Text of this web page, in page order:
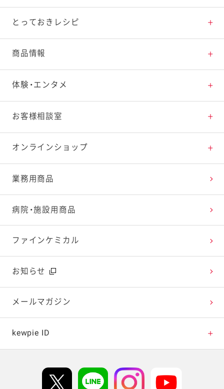
とっておきレシピ
とっておきレシピトップ
素材の知識
料理の基本
特集レシピ
レシピランキング
レシピ動画
今日のレシピギャラリー
商品情報
商品情報トップ
新商品・リニューアル品一覧
販売終了商品一覧
体験・エンタメ
体験・エンタメトップ
マヨテラス（見学施設）
オープンキッチン（工場見学）
深谷テラス ヤサイな仲間たちファーム
おたのしみコンテンツ
広告ギャラリー
テレビ・ラジオ
キャンペーン・イベント
お客様相談室
お客様相談室トップ
よくお寄せいただくご質問
お客様の声を活かしました
オンラインショップ
Qummy
キユーピーウエルネス
業務用商品
病院・施設用商品
ファインケミカル
お知らせ
メールマガジン
kewpie ID